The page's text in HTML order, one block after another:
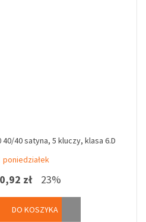
40/40 satyna, 5 kluczy, klasa 6.D
poniedziałek
zł 23%
DO KOSZYKA